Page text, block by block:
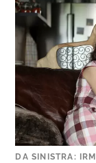
DA SINISTRA: